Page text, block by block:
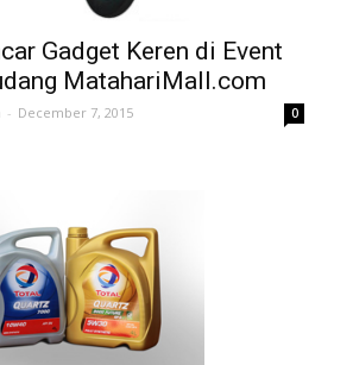
Gadget Keren di Event
MatahariMall.com
- December 7, 2015 0